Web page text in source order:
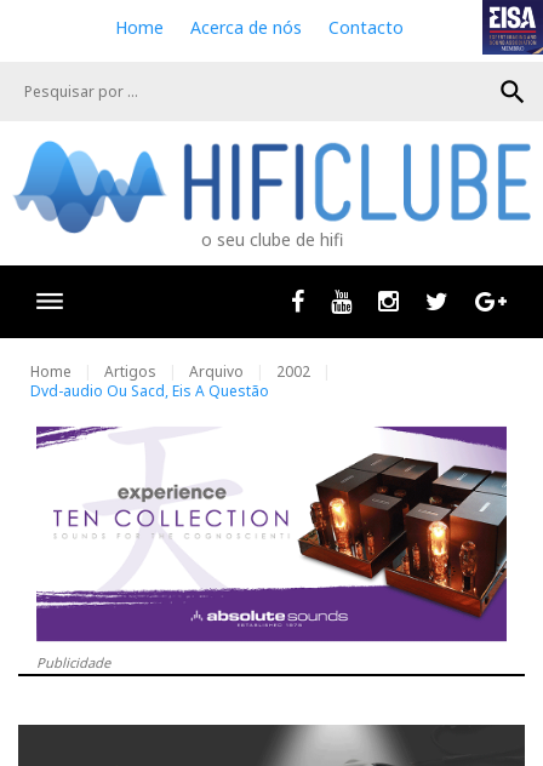
e
Home Acerca de nós Contacto
search
o seu clube de hifi
Facebook
Youtube InstagramTwitter
Home Artigos Arquivo
2002
Dvd-audio Ou Sacd, Eis A Questão
Publicidade